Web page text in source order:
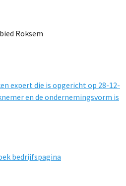
expert die is opgericht op 28-12-
en de ondernemingsvorm is
bedrijfspagina